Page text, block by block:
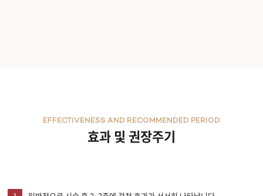
효과 및 권장주기
EFFECTIVENESS AND RECOMMENDED PERIOD